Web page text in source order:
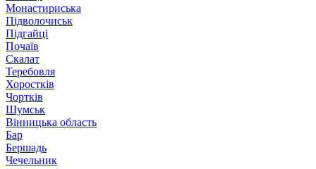
Монастириська
Підволочиськ
Підгайці
Почаїв
Скалат
Теребовля
Хоростків
Чортків
Шумськ
Вінницька область
Бар
Бершадь
Чечельник